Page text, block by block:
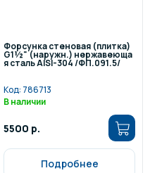
Форсунка стеновая (плитка)
G1½" (наружн.) нержавеюща
я сталь AISI-304 /ФП.091.5/
Код: 786713
В наличии
5500 р.
Подробнее